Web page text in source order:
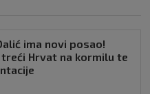
ima novi posao!
Hrvat na kormilu te